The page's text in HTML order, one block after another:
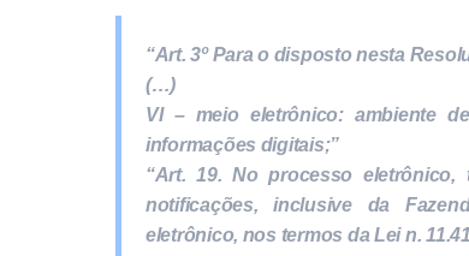
“Art. 3º Para o disposto nesta
(…)
VI – meio eletrônico: ambiente
informações digitais;”
“Art. 19. No processo
notificações, inclusive da
eletrônico, nos termos da Lei n.